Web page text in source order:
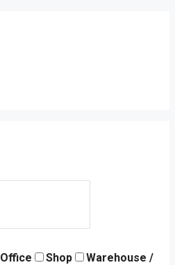
Office Shop
Warehouse /